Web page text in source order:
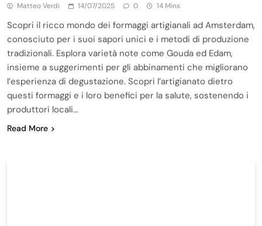
Matteo Verdi 14/07/2025 0 14 Mins
Scopri il ricco mondo dei formaggi artigianali ad Amsterdam,
conosciuto per i suoi sapori unici e i metodi di produzione
tradizionali. Esplora varietà note come Gouda ed Edam,
insieme a suggerimenti per gli abbinamenti che migliorano
l’esperienza di degustazione. Scopri l’artigianato dietro
questi formaggi e i loro benefici per la salute, sostenendo i
produttori locali…
Read More